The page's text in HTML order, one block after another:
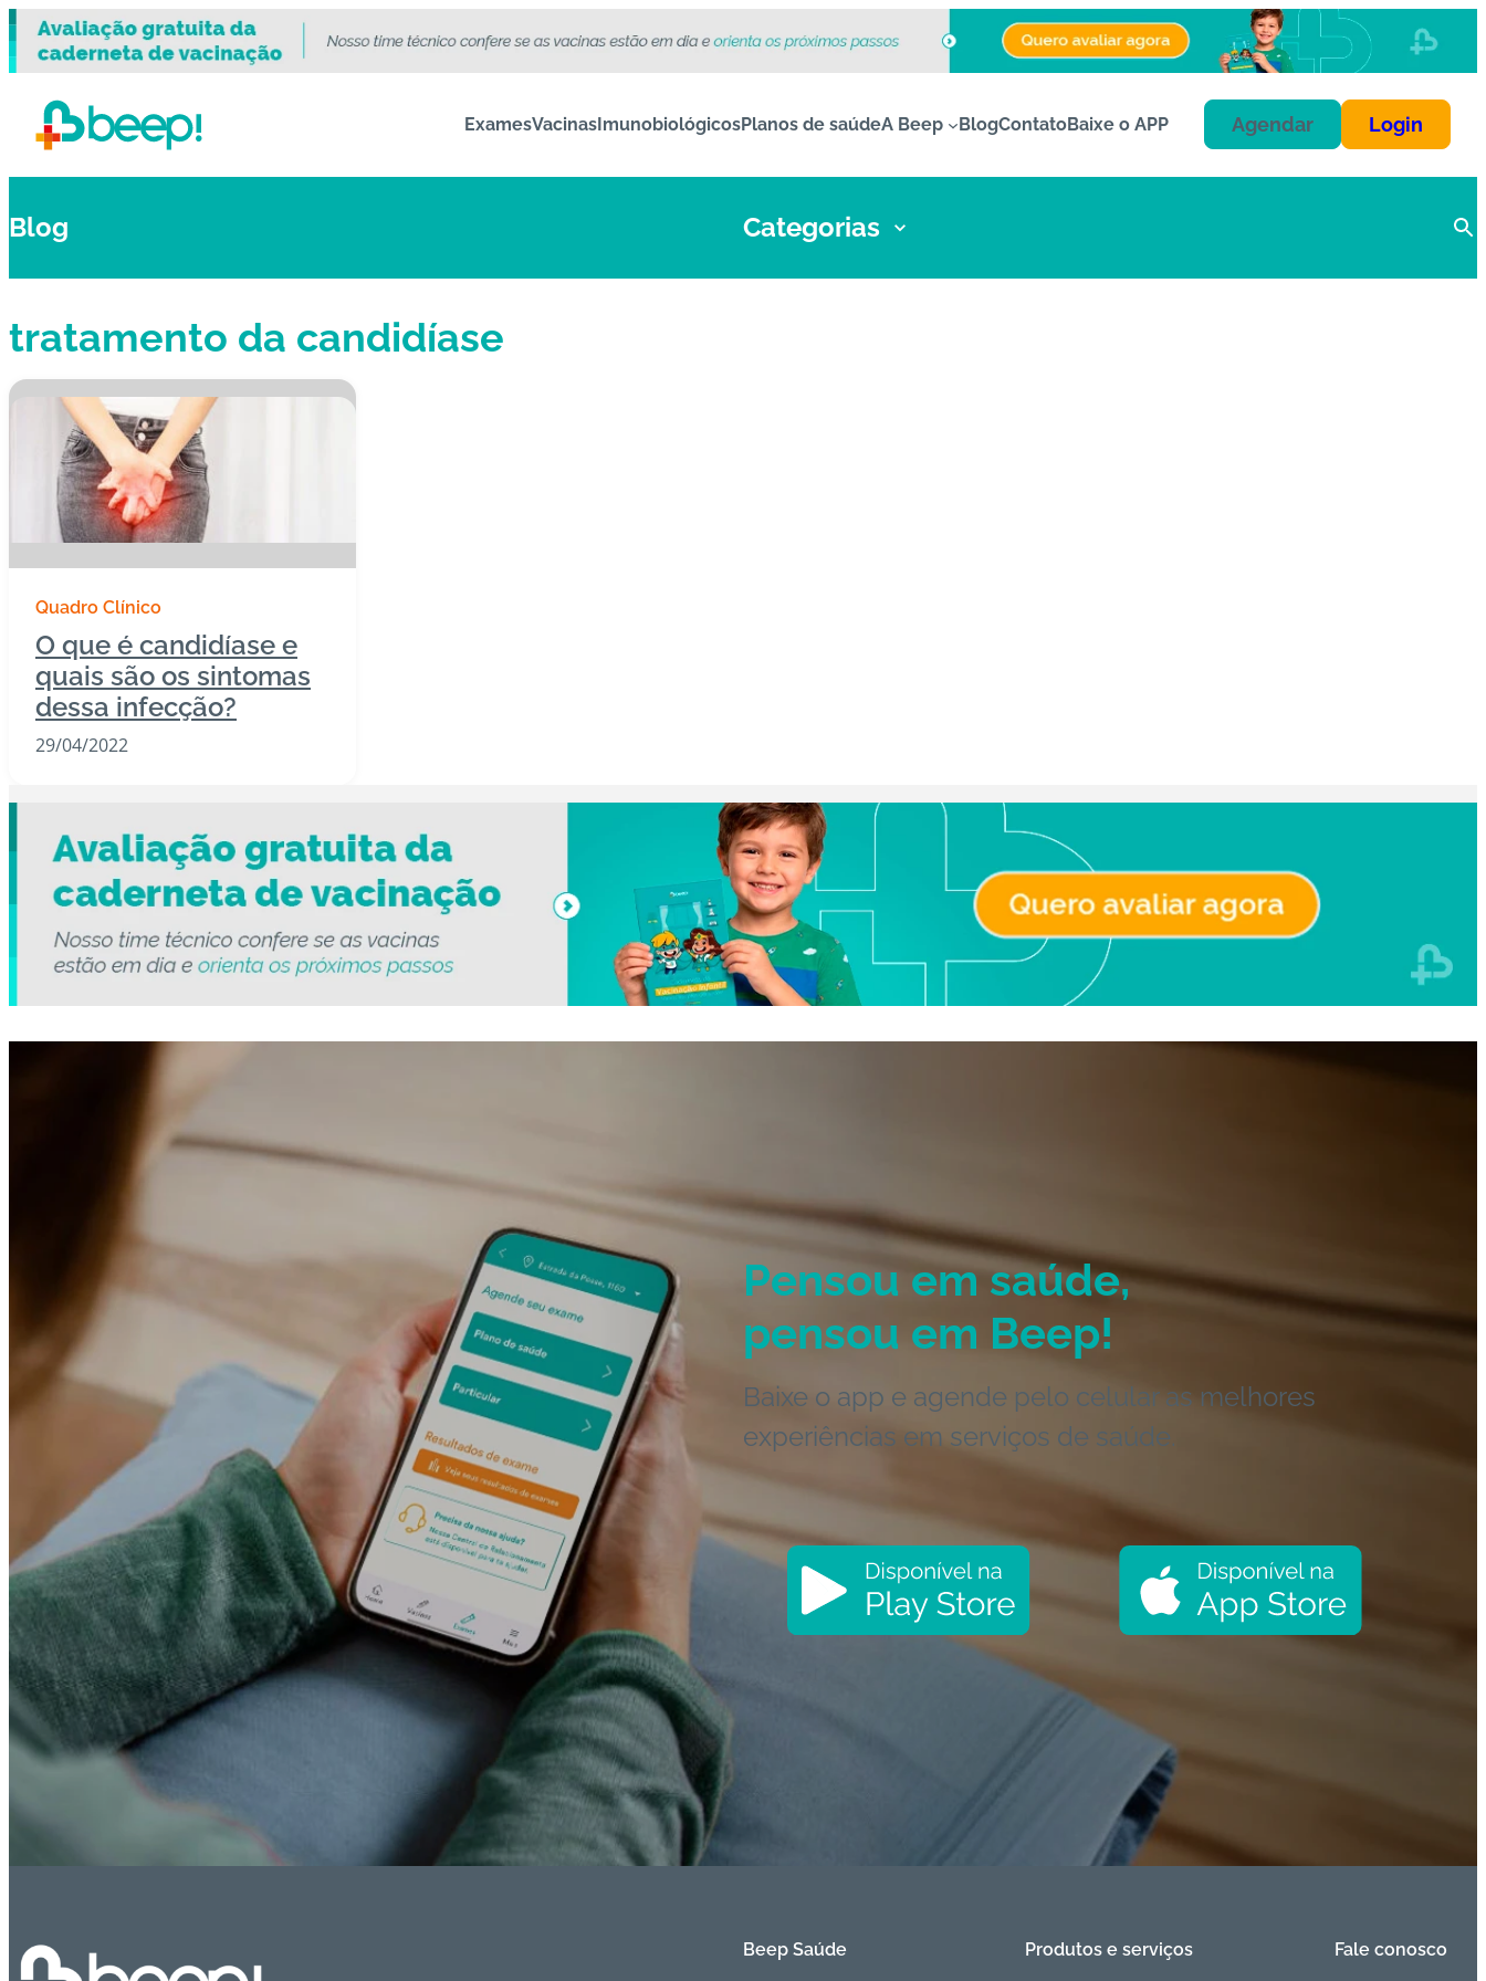
ExamesVacinasImunobiológicosPlanos de saúdeA Beep BlogContatoBaixe o APP Agendar Login
Blog Categorias
tratamento da candidíase
Quadro Clínico
O que é candidíase e
quais são os sintomas
dessa infecção?
29/04/2022
Pensou em saúde,
pensou em Beep!
Baixe o app e agende pelo celular as melhores
experiências em serviços de saúde.
Beep Saúde Produtos e serviços Fale conosco